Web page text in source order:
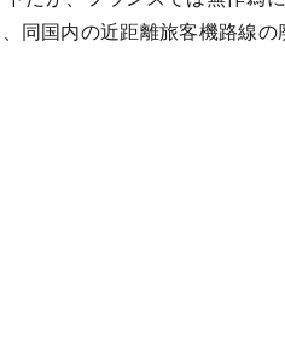
同国内の近距離旅客機路線の